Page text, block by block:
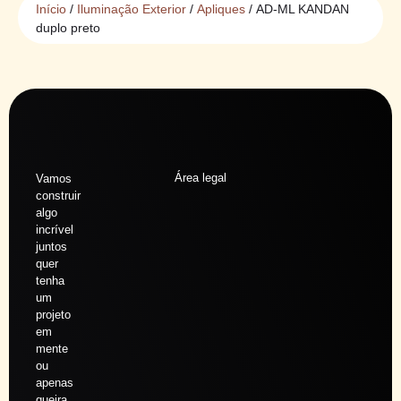
Início / Iluminação Exterior / Apliques / AD-ML KANDAN
duplo preto
Vamos
construir
algo
incrível
juntos
quer
tenha
um
projeto
em
mente
ou
apenas
Área legal